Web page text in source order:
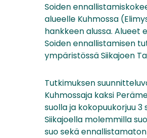
Soiden
alueelle Kuhmossa
hankkeen alussa. Alueet
Soiden ennallistamisen
ympäristössä Siikajoen
Tutkimuksen
Kuhmossaja kaksi
suolla ja kokopuukorjuu
Siikajoella molemmilla
suo sekä